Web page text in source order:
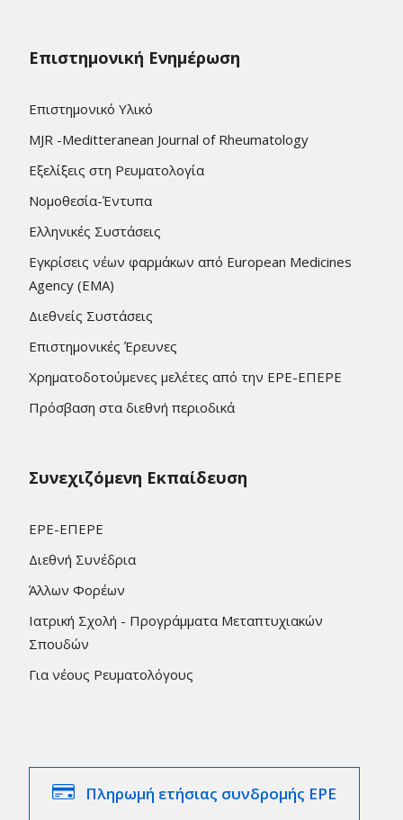
Επιστημονική Ενημέρωση
Επιστημονικό Υλικό
MJR -Meditteranean Journal of Rheumatology
Εξελίξεις στη Ρευματολογία
Νομοθεσία-Έντυπα
Ελληνικές Συστάσεις
Εγκρίσεις νέων φαρμάκων από European Medicines
Agency (EMA)
Διεθνείς Συστάσεις
Επιστημονικές Έρευνες
Χρηματοδοτούμενες μελέτες από την ΕΡΕ-ΕΠΕΡΕ
Πρόσβαση στα διεθνή περιοδικά
Συνεχιζόμενη Εκπαίδευση
ΕΡΕ-ΕΠΕΡΕ
Διεθνή Συνέδρια
Άλλων Φορέων
Ιατρική Σχολή - Προγράμματα Μεταπτυχιακών
Σπουδών
Για νέους Ρευματολόγους
Πληρωμή ετήσιας συνδρομής ΕΡΕ